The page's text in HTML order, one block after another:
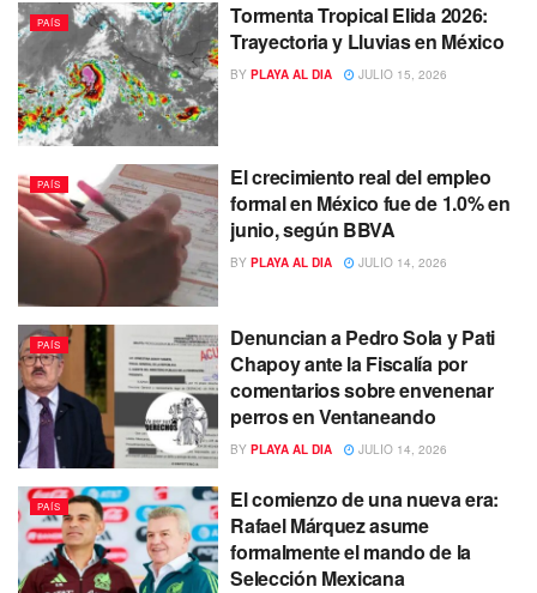
PAÍS
Tormenta Tropical Elida 2026:
Trayectoria y Lluvias en México
BY PLAYA AL DIA JULIO 15, 2026
PAÍS
El crecimiento real del empleo
formal en México fue de 1.0% en
junio, según BBVA
BY PLAYA AL DIA JULIO 14, 2026
PAÍS
Denuncian a Pedro Sola y Pati
Chapoy ante la Fiscalía por
comentarios sobre envenenar
perros en Ventaneando
BY PLAYA AL DIA JULIO 14, 2026
PAÍS
El comienzo de una nueva era:
Rafael Márquez asume
formalmente el mando de la
Selección Mexicana